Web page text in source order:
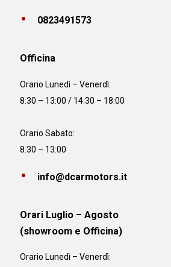
0823491573
Officina
Orario Lunedì – Venerdì:
8:30 – 13:00 / 14:30 – 18:00
Orario Sabato:
8:30 – 13:00
info@dcarmotors.it
Orari Luglio – Agosto
(showroom e Officina)
Orario Lunedì – Venerdì: